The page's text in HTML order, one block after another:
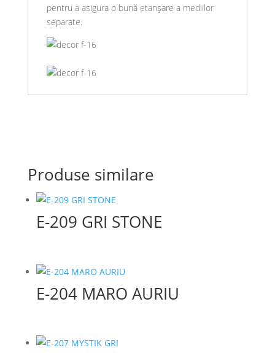
pentru a asigura o bună etanșare a mediilor
separate.
Produse similare
E-209 GRI STONE
E-204 MARO AURIU